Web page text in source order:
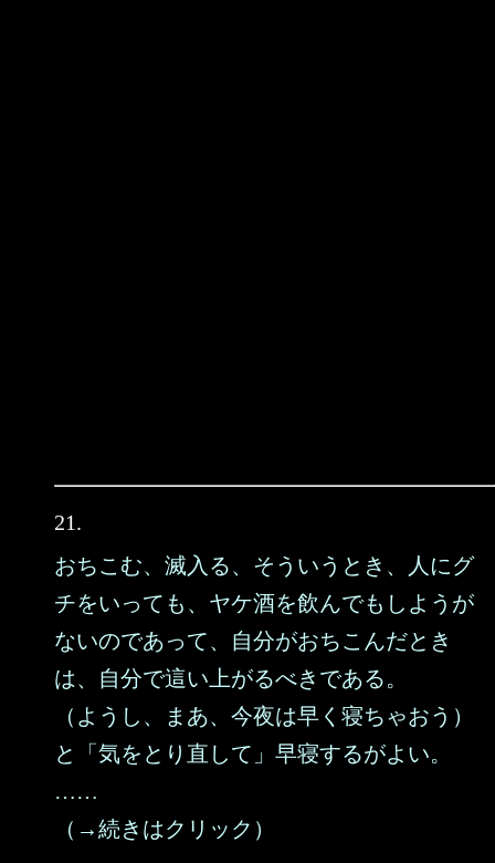
21.
おちこむ、滅入る、そういうとき、人にグ
チをいっても、ヤケ酒を飲んでもしようが
ないのであって、自分がおちこんだとき
は、自分で這い上がるべきである。
（ようし、まあ、今夜は早く寝ちゃおう）
と「気をとり直して」早寝するがよい。
……
（→続きはクリック）